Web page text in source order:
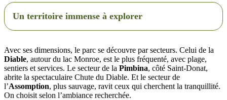
Un territoire immense à explorer
Avec ses dimensions, le parc se découvre par secteurs. Celui de la
Diable, autour du lac Monroe, est le plus fréquenté, avec plage,
sentiers et services. Le secteur de la Pimbina, côté Saint-Donat,
abrite la spectaculaire Chute du Diable. Et le secteur de
l’Assomption, plus sauvage, ravit ceux qui cherchent la tranquillité.
On choisit selon l’ambiance recherchée.